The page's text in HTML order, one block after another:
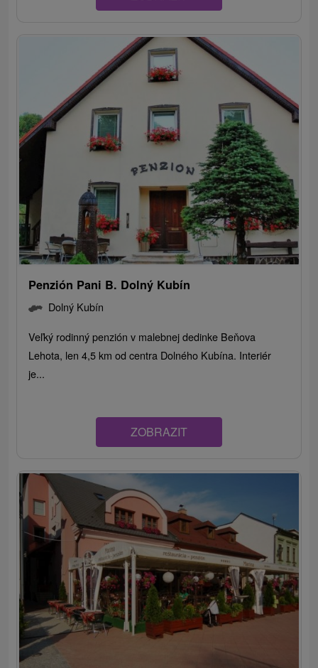
Penzión Pani B. Dolný Kubín
Dolný Kubín
Veľký rodinný penzión v malebnej dedinke Beňova
Lehota, len 4,5 km od centra Dolného Kubína. Interiér
je...
ZOBRAZIT